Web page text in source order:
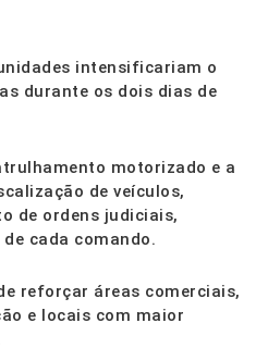
intensificariam o
durante os dois dias de
motorizado e a
de veículos,
de ordens judiciais,
cada comando.
reforçar áreas comerciais,
e locais com maior